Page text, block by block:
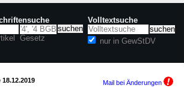
Gesetz
Volltextsuche
nur in GewStDV
Mail bei Änderungen